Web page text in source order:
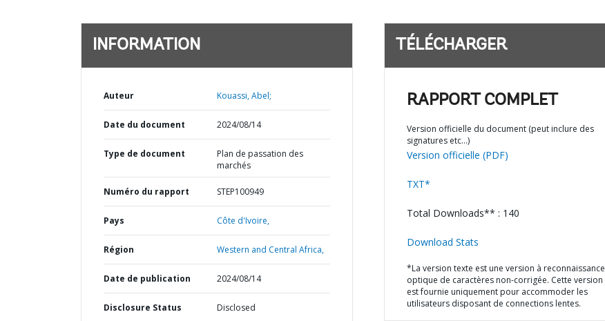
INFORMATION
Auteur Kouassi, Abel;
Date du document 2024/08/14
Type de document
Plan de passation des
marchés
Numéro du rapport STEP100949
Pays Côte d'Ivoire,
Région Western and Central Africa,
Date de publication 2024/08/14
Disclosure Status Disclosed
TÉLÉCHARGER
RAPPORT COMPLET
Version officielle du document (peut inclure des
signatures etc…)
Version officielle (PDF)
TXT*
Total Downloads** : 140
Download Stats
*La version texte est une version à reconnaissance
optique de caractères non-corrigée. Cette version
est fournie uniquement pour accommoder les
utilisateurs disposant de connections lentes.